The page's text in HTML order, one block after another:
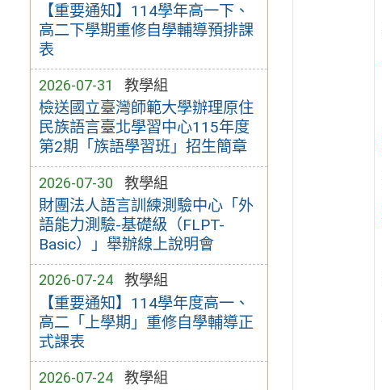
【重要通知】114學年高一下、
高二下學期重修自學輔導預排課
表
2026-07-31 教學組
檢送國立臺灣師範大學辦理原住
民族語言臺北學習中心115年度
第2期「族語學習班」招生簡章
2026-07-30 教學組
財團法人語言訓練測驗中心「外
語能力測驗-基礎級（FLPT-
Basic）」舉辦線上說明會
2026-07-24 教學組
【重要通知】114學年度高一、
高二「上學期」重修自學輔導正
式課表
2026-07-24 教學組